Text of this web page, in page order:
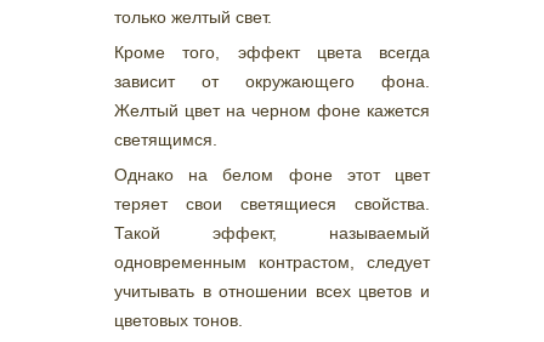
только желтый свет.
Кроме того, эффект цвета всегда
зависит от окружающего фона.
Желтый цвет на черном фоне кажется
светящимся.
Однако на белом фоне этот цвет
теряет свои светящиеся свойства.
Такой эффект, называемый
одновременным контрастом, следует
учитывать в отношении всех цветов и
цветовых тонов.